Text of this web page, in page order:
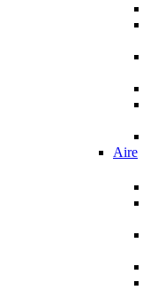
Aire